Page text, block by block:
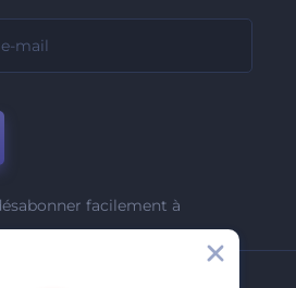
facilement à